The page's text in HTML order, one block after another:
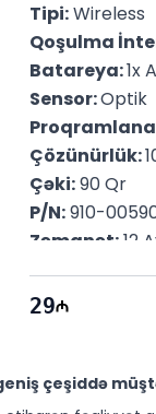
Tipi: Wireless
Qoşulma
Batareya: 1x
Sensor: Optik
Çözünürlük:
Çəki: 90 Qr
P/N: 910-
Zəmanət: 12
29
çeşiddə